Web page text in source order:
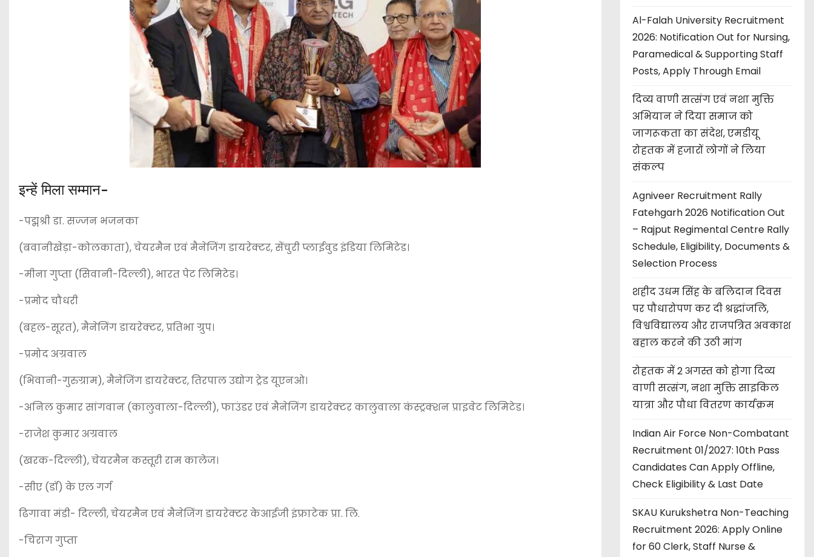
इन्हें मिला सम्मान-
-पद्मश्री डा. सज्जन भजनका
(बवानीखेड़ा-कोलकाता), चेयरमैन एवं मैनेजिंग डायरेक्टर, सेंचुरी प्लाईवुड इंडिया लिमिटेड।
-मीना गुप्ता (सिवानी-दिल्ली), भारत पेट लिमिटेड।
-प्रमोद चौधरी
(बहल-सूरत), मैनेजिंग डायरेक्टर, प्रतिभा ग्रुप।
-प्रमोद अग्रवाल
(भिवानी-गुरुग्राम), मैनेजिंग डायरेक्टर, तिरपाल उद्योग ट्रेड यूएनओ।
-अनिल कुमार सांगवान (कालुवाला-दिल्ली), फाउंडर एवं मैनेजिंग डायरेक्टर कालुवाला कंस्ट्रक्शन प्राइवेट लिमिटेड।
-राजेश कुमार अग्रवाल
(खरक-दिल्ली), चेयरमैन कस्तूरी राम कालेज।
-सीए (डॉ) के एल गर्ग
ढिगावा मंडी- दिल्ली, चेयरमैन एवं मैनेजिंग डायरेक्टर केआईजी इंफ्राटेक प्रा. लि.
-चिराग गुप्ता
Al-Falah University Recruitment
2026: Notification Out for Nursing,
Paramedical & Supporting Staff
Posts, Apply Through Email
दिव्य वाणी सत्संग एवं नशा मुक्ति
अभियान ने दिया समाज को
जागरूकता का संदेश, एमडीयू
रोहतक में हजारों लोगों ने लिया
संकल्प
Agniveer Recruitment Rally
Fatehgarh 2026 Notification Out
– Rajput Regimental Centre Rally
Schedule, Eligibility, Documents &
Selection Process
शहीद उधम सिंह के बलिदान दिवस
पर पौधारोपण कर दी श्रद्धांजलि,
विश्वविद्यालय और राजपत्रित अवकाश
बहाल करने की उठी मांग
रोहतक में 2 अगस्त को होगा दिव्य
वाणी सत्संग, नशा मुक्ति साइकिल
यात्रा और पौधा वितरण कार्यक्रम
Indian Air Force Non-Combatant
Recruitment 01/2027: 10th Pass
Candidates Can Apply Offline,
Check Eligibility & Last Date
SKAU Kurukshetra Non-Teaching
Recruitment 2026: Apply Online
for 60 Clerk, Staff Nurse &